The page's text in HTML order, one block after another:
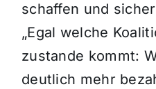
schaffen und
„Egal welche
zustande kommt:
deutlich mehr